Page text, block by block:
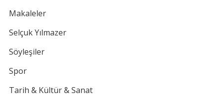
Makaleler
Selçuk Yılmazer
Söyleşiler
Spor
Tarih & Kültür & Sanat